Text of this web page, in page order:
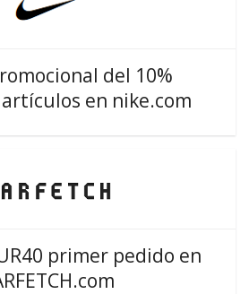
del 10%
en nike.com
primer pedido en